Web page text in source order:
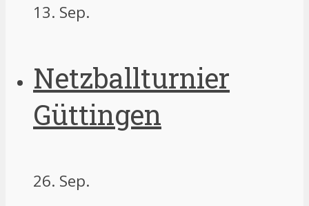
13. Sep.
Netzballturnier
Güttingen
26. Sep.